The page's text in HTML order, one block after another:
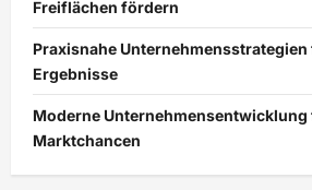
Freiflächen fördern
Praxisnahe
Ergebnisse
Moderne
Marktchancen